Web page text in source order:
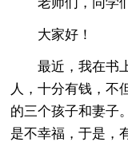
大家好！
最近，我在书
人，十分有钱，不
的三个孩子和妻子
是不幸福，于是，